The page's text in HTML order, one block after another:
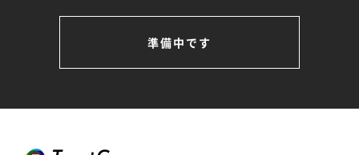
準備中です